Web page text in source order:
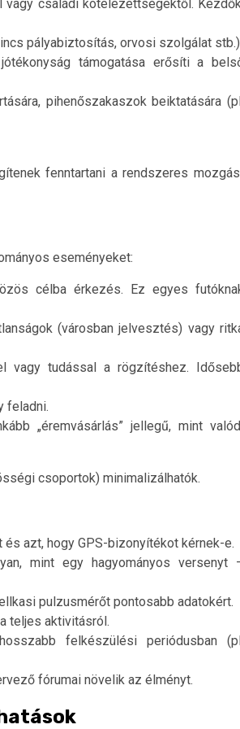
vagy családi kötelezettségektől.
pályabiztosítás, orvosi szolgálat
támogatása erősíti a
pihenőszakaszok beiktatására
fenntartani a rendszeres
eseményeket:
célba érkezés. Ez egyes
(városban jelvesztés) vagy
vagy tudással a rögzítéshez.
feladni.
„éremvásárlás” jellegű, mint
csoportok) minimalizálhatók.
azt, hogy GPS-bizonyítékot kérnek-e.
mint egy hagyományos versenyt
pulzusmérőt pontosabb adatokért.
teljes aktivitásról.
felkészülési periódusban
fórumai növelik az élményt.